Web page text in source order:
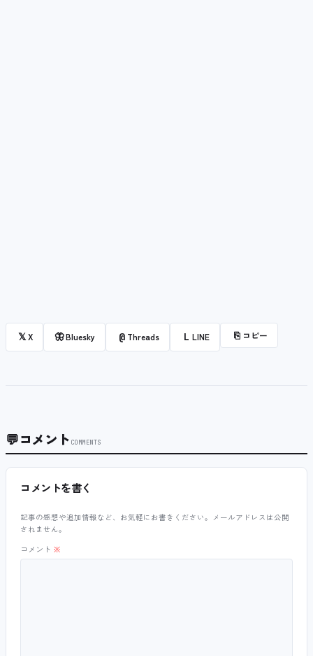
𝕏X 🦋Bluesky @ Threads L LINE ⎘ コピー
💬コメント COMMENTS
コメントを書く
記事の感想や追加情報など、お気軽にお書きください。メールアドレスは公開
されません。
コメント ※